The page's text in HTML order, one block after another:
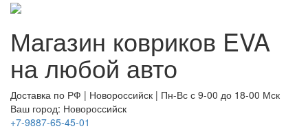
Магазин ковриков EVA ​
на любой авто
Доставка по РФ | Новороссийск | Пн-Вс с 9-00 до 18-00 Мск
Ваш город: Новороссийск
+7-9887-65-45-01